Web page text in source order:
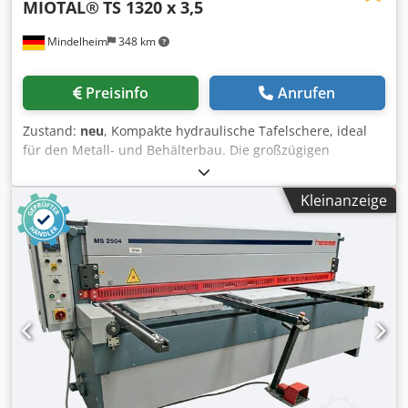
Mindelheim 348 km
MIOTAL® TS 1320 x 3,5
Preisinfo Anrufen
Zustand: neu, Kompakte hydraulische Tafelschere, ideal
für den Metall- und Behälterbau. Die großzügigen
Auflagearme und der Tisch mit integrierten Rollen machen
die Ausrichtung und Bearbeitung von großen Werkstücken
präzise und einfach. Die Bedienung erfolgt über ein
Fußpedal, damit sind die Hände zum Ausrichten des
Werkstückes frei. Technische Daten: Cjdpotvnczofx Am
Asha Schnittlänge: 1320 mm Blechstärke: 3,5 mm Hübe /
min: 35 - 47 Anzahl Niederhalter: 9 Druck Niederhalter: 2,5
t Auflagearme vorne: 1000 mm Hinteranschlag: 600 mm
Schnittwinkel: 1/2 - 2° Motorleistung: 5,5 kW Ausstattung: -
Hochwertige, hochlegierte Scherenmesser mit hohem
Chrom-Anteil - Obermesser 2-schneidig, Untermesser 4-
schneidig - Hydraulische Schnittwinkelverstellung -
Manuelle Schnittspaltverstellung (ab 4,5 mm) - Großzügige
Kleinanzeige